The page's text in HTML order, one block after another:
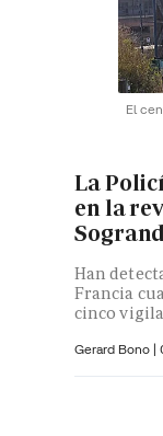
El
La
en la
Han
Francia
cinco
Gerard Bono |